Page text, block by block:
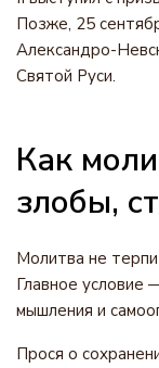
Позже, 25
Александро-
Святой Руси.
Как
злобы,
Молитва не
Главное условие
мышления и
Прося о